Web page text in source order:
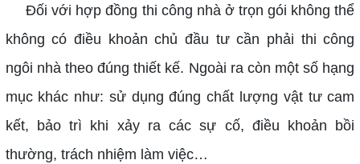
Đối với hợp đồng thi công nhà ở trọn gói không thể
không có điều khoản chủ đầu tư cần phải thi công
ngôi nhà theo đúng thiết kế. Ngoài ra còn một số hạng
mục khác như: sử dụng đúng chất lượng vật tư cam
kết, bảo trì khi xảy ra các sự cố, điều khoản bồi
thường, trách nhiệm làm việc…